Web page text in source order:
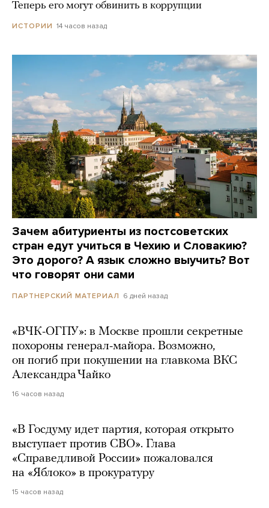
Теперь его могут обвинить в коррупции
ИСТОРИИ 14 часов назад
Зачем абитуриенты из постсоветских
стран едут учиться в Чехию и Словакию?
Это дорого? А язык сложно выучить? Вот
что говорят они сами
ПАРТНЕРСКИЙ МАТЕРИАЛ 6 дней назад
«ВЧК-ОГПУ»: в Москве прошли секретные
похороны генерал-майора. Возможно,
он погиб при покушении на главкома ВКС
Александра Чайко
16 часов назад
«В Госдуму идет партия, которая открыто
выступает против СВО». Глава
«Справедливой России» пожаловался
на «Яблоко» в прокуратуру
15 часов назад